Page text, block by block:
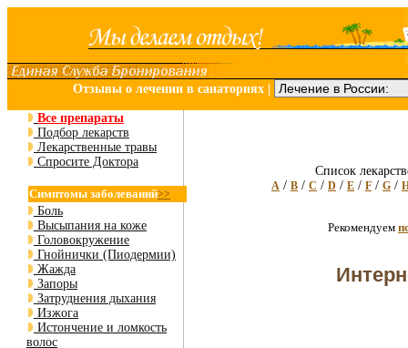
Отзывы о лечении в санаториях
Все препараты
Подбор лекарств
Лекарственные травы
Спросите Доктора
Симптомы заболеваний>>
Боль
Высыпания на коже
Головокружение
Гнойнички (Пиодермии)
Жажда
Запоры
Затруднения дыхания
Изжога
Истончение и ломкость
волос
Список
A / B / C / D / E / F / G /
Рекомендуем